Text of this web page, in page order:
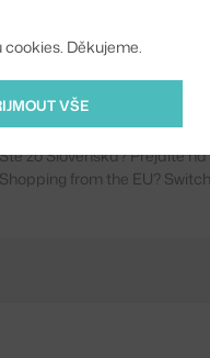
Podnož:
Kód produktu
Ste zo Slovenska? Prejdite na
Shopping from the EU?
Děkujeme.
VŠE